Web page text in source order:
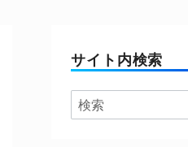
サイト内検索